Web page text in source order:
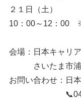
２１日（土）
10：00～12：00
会場：日本キャリ
さいたま市浦
お問い合わせ：日
📞048-814-